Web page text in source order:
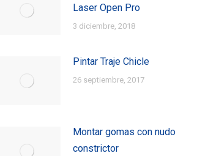
Laser Open Pro
3 diciembre, 2018
Pintar Traje Chicle
26 septiembre, 2017
Montar gomas con nudo
constrictor